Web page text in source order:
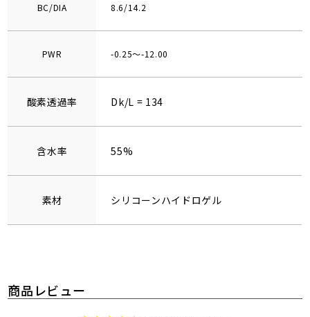
BC/DIA 8.6/14.2
PWR -0.25～-12.00
酸素透過率 Dk/L = 134
含水率 55%
素材 シリコーンハイドロゲル
商品レビュー